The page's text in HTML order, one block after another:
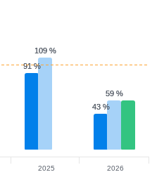
91 %
91 %
43 %
43 %
109 %
109 %
59 %
59 %
2025 2026